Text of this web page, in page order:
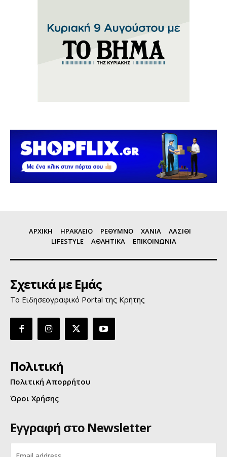
ΑΡΧΙΚΗ ΗΡΑΚΛΕΙΟ ΡΕΘΥΜΝΟ ΧΑΝΙΑ
ΛΑΣΙΘΙ
LIFESTYLE
ΑΘΛΗΤΙΚΑ ΕΠΙΚΟΙΝΩΝΙΑ
Σχετικά με Εμάς
Το Ειδησεογραφικό Portal της Κρήτης
Πολιτική
Πολιτική Απορρήτου
Όροι Χρήσης
Εγγραφή στο Newsletter